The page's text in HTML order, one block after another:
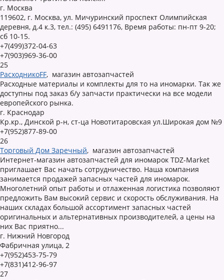
г. Москва
119602, г. Москва, ул. Мичуринский проспект Олимпийская
деревня, д.4 к.3, тел.: (495) 6491176, Время работы: пн-пт 9-20;
сб 10-15.
+7(499)372-04-63
+7(903)969-36-00
25
РасходникoFF, магазин автозапчастей
Расходные материалы и комплекты для то на иномарки. Так же
доступны под заказ б/у запчасти практически на все модели
европейского рынка.
г. Краснодар
Кр.кр., Динской р-н, ст-ца Новотитаровская ул.Широкая дом №9
+7(952)877-89-00
26
Торговый Дом Заречный, магазин автозапчастей
Интернет-магазин автозапчастей для иномарок TDZ-Market
приглашает Вас начать сотрудничество. Наша компания
занимается продажей запасных частей для иномарок.
Многолетний опыт работы и отлаженная логистика позволяют
предложить Вам высокий сервис и скорость обслуживания. На
наших складах большой ассортимент запасных частей
оригинальных и альтернативных производителей, а цены на
них Вас приятно...
г. Нижний Новгород
Фабричная улица, 2
+7(952)453-75-79
+7(831)412-96-97
27